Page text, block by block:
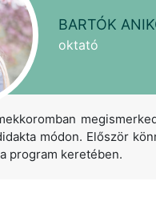
BARTÓK
oktató
módon. Először
program keretében.